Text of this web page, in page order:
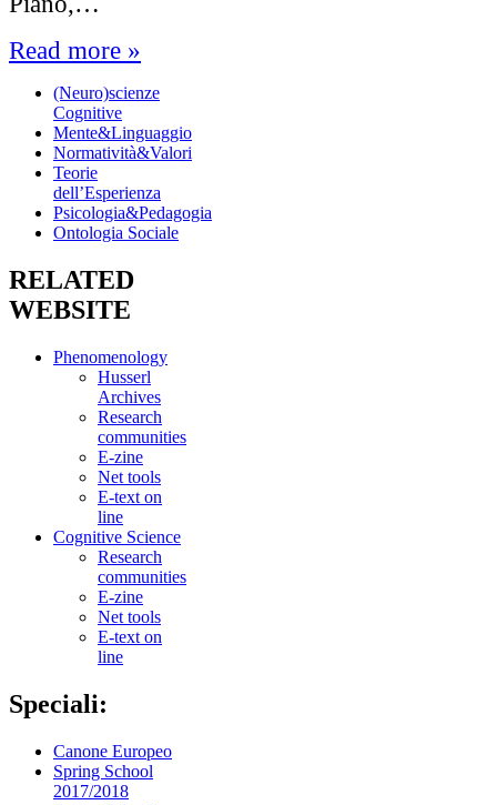
Read more »
(Neuro)scienze
Cognitive
Mente&Linguaggio
Normatività&Valori
Teorie
dell’Esperienza
Psicologia&Pedagogia
Ontologia Sociale
RELATED
WEBSITE
Phenomenology
Husserl
Archives
Research
communities
E-zine
Net tools
E-text on
line
Cognitive Science
Research
communities
E-zine
Net tools
E-text on
line
Speciali:
Canone Europeo
Spring School
2017/2018